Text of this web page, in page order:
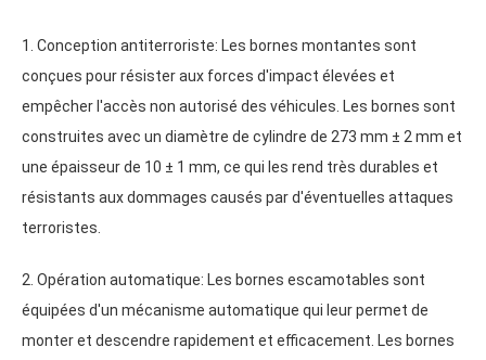
1. Conception antiterroriste: Les bornes montantes sont
conçues pour résister aux forces d'impact élevées et
empêcher l'accès non autorisé des véhicules. Les bornes sont
construites avec un diamètre de cylindre de 273 mm ± 2 mm et
une épaisseur de 10 ± 1 mm, ce qui les rend très durables et
résistants aux dommages causés par d'éventuelles attaques
terroristes.
2. Opération automatique: Les bornes escamotables sont
équipées d'un mécanisme automatique qui leur permet de
monter et descendre rapidement et efficacement. Les bornes